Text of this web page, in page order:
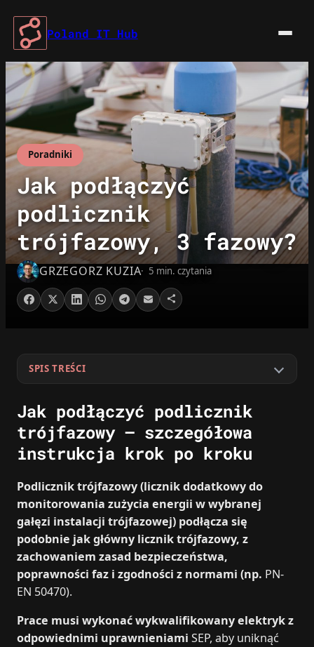
Przejdź
treści
Poland IT Hub
Poradniki
Jak podłączyć
podlicznik
trójfazowy, 3 fazowy?
GRZEGORZ KUZIA 5 min. czytania
SPIS TREŚCI
Jak podłączyć podlicznik
trójfazowy – szczegółowa
instrukcja krok po kroku
Podlicznik trójfazowy (licznik dodatkowy do
monitorowania zużycia energii w wybranej
gałęzi instalacji trójfazowej) podłącza się
podobnie jak główny licznik trójfazowy, z
zachowaniem zasad bezpieczeństwa,
poprawności faz i zgodności z normami (np. PN-
EN 50470).
Prace musi wykonać wykwalifikowany elektryk z
odpowiednimi uprawnieniami SEP, aby uniknąć